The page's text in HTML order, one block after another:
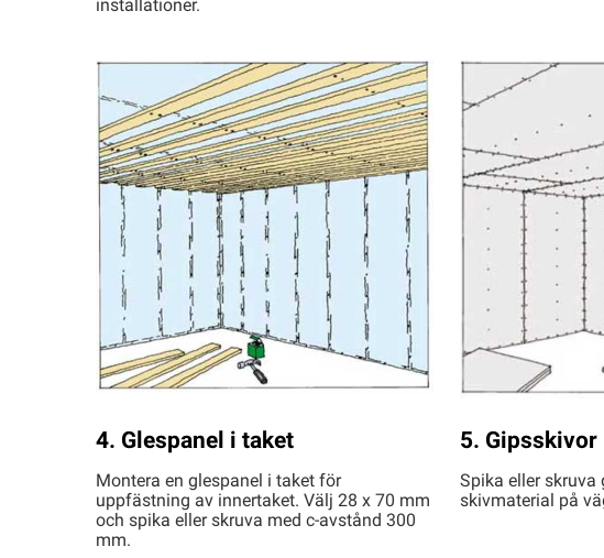
installationer.
4. Glespanel i taket
Montera en glespanel i taket för
uppfästning av innertaket. Välj 28 x 70 mm
och spika eller skruva med c-avstånd 300
mm.
5. Gipsskivor
Spika eller skruva
skivmaterial på